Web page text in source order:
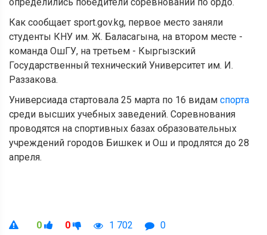
Как сообщает sport.gov.kg, первое место заняли
студенты КНУ им. Ж. Баласагына, на втором месте -
команда ОшГУ, на третьем - Кыргызский
Государственный технический Университет им. И.
Раззакова.
Универсиада стартовала 25 марта по 16 видам спорта
среди высших учебных заведений. Соревнования
проводятся на спортивных базах образовательных
учреждений городов Бишкек и Ош и продлятся до 28
апреля.
0 0 1 702 0